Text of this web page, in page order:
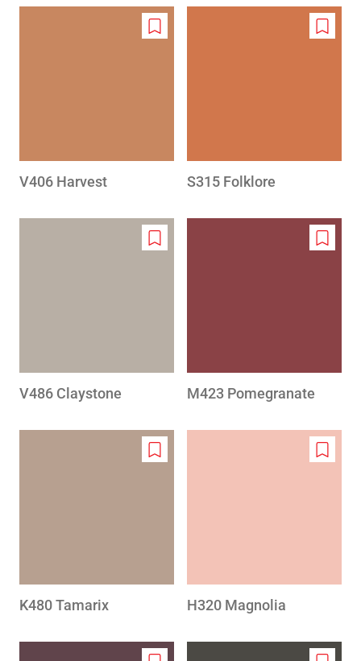
Add
V406 Harvest
Add
S315 Folklore
Add
V486 Claystone
Add
M423 Pomegranate
Add
K480 Tamarix
Add
H320 Magnolia